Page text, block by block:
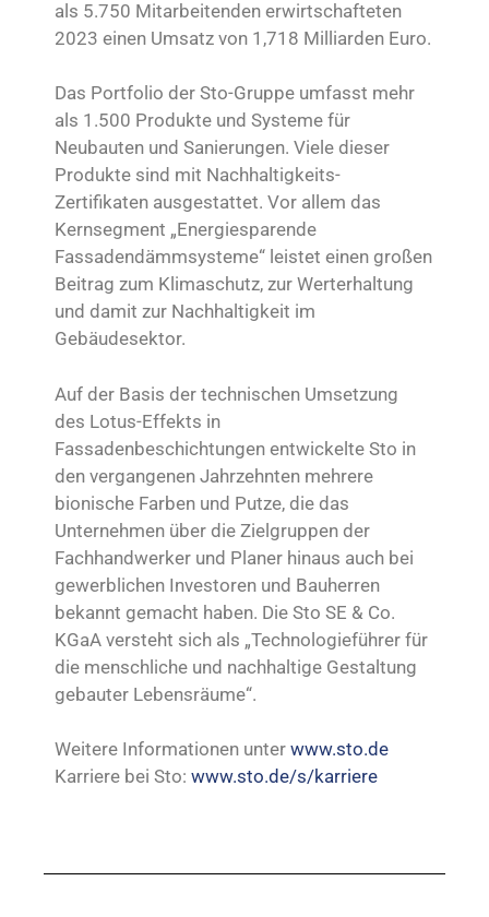
als 5.750 Mitarbeitenden erwirtschafteten
2023 einen Umsatz von 1,718 Milliarden Euro.
Das Portfolio der Sto-Gruppe umfasst mehr
als 1.500 Produkte und Systeme für
Neubauten und Sanierungen. Viele dieser
Produkte sind mit Nachhaltigkeits-
Zertifikaten ausgestattet. Vor allem das
Kernsegment „Energiesparende
Fassadendämmsysteme“ leistet einen großen
Beitrag zum Klimaschutz, zur Werterhaltung
und damit zur Nachhaltigkeit im
Gebäudesektor.
Auf der Basis der technischen Umsetzung
des Lotus-Effekts in
Fassadenbeschichtungen entwickelte Sto in
den vergangenen Jahrzehnten mehrere
bionische Farben und Putze, die das
Unternehmen über die Zielgruppen der
Fachhandwerker und Planer hinaus auch bei
gewerblichen Investoren und Bauherren
bekannt gemacht haben. Die Sto SE & Co.
KGaA versteht sich als „Technologieführer für
die menschliche und nachhal­tige Gestaltung
gebauter Lebensräume“.
Weitere Informationen unter www.sto.de
Karriere bei Sto: www.sto.de/s/karriere